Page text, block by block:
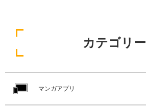
カテゴリー
マンガアプリ